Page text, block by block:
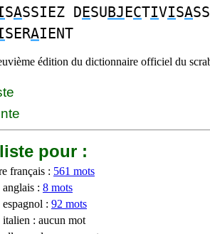
SASSIEZ DESUBJECTIVISA
SERAIENT
édition du dictionnaire officiel du
pour :
français : 561 mots
: 8 mots
: 92 mots
italien : aucun mot